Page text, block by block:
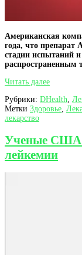
Американская
года, что препарат
стадии испытаний
Читать далееПрепарат
от
Pfizer
рака
крови
хорошо
Рубрики: DHealth
Метки Здоровье
лекарство
Ученые США
лейкемии